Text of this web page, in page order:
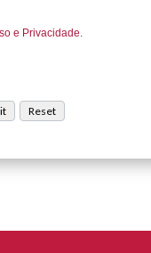
e Privacidade.